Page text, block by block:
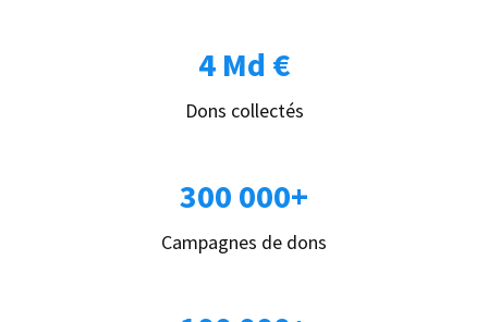
4 Md €
Dons collectés
300 000+
Campagnes de dons